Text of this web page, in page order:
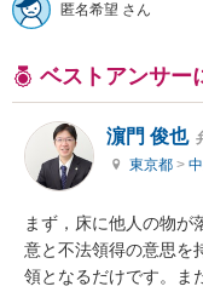
匿名希望 さん
ベストアンサー
濵門 俊也
東京都 >
まず，床に他人の物が
意と不法領得の意思を
領となるだけです。ま